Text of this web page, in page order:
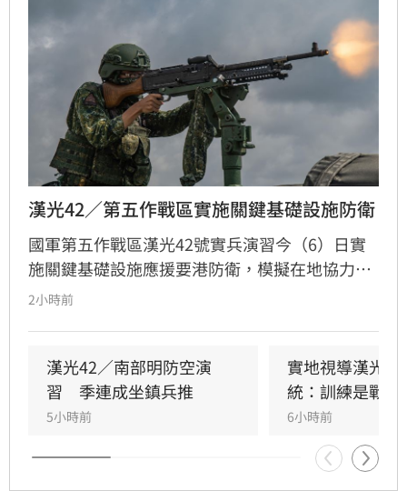
漢光42／第五作戰區實施關鍵基礎設施防衛
國軍第五作戰區漢光42號實兵演習今（6）日實
施關鍵基礎設施應援要港防衛，模擬在地協力者
襲擾港區重要設施，由港務警察先期應處，並依
力。
2小時前
漢光42／南部明防空演
習　季連成坐鎮兵推
5小時前
實地視導漢光演
統：訓練是戰力
6小時前